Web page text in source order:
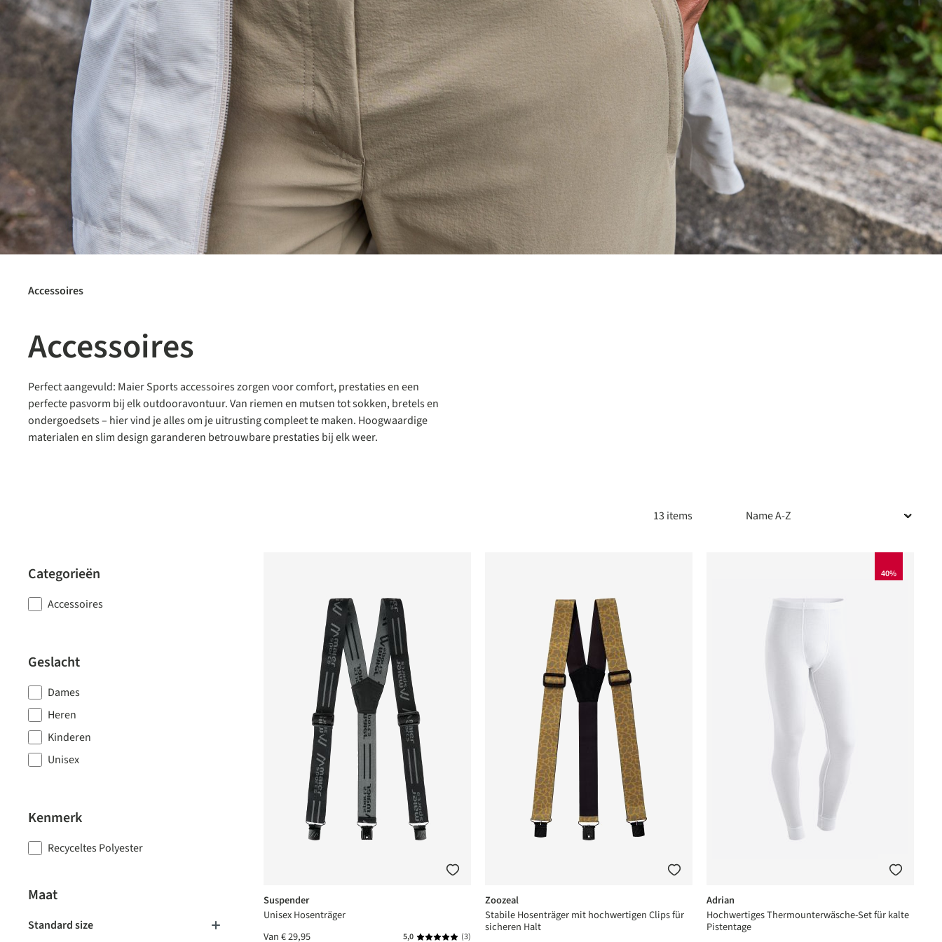
Accessoires
Accessoires
Perfect aangevuld: Maier Sports accessoires zorgen voor comfort, prestaties en een
perfecte pasvorm bij elk outdooravontuur. Van riemen en mutsen tot sokken, bretels en
ondergoedsets – hier vind je alles om je uitrusting compleet te maken. Hoogwaardige
materialen en slim design garanderen betrouwbare prestaties bij elk weer.
Categorieën
Accessoires
Geslacht
Dames
Heren
Kinderen
Unisex
Kenmerk
Recyceltes Polyester
Maat
Standard size
13 items
Suspender
Unisex Hosenträger
Van€ 29,95 5,0 (3)
Zoozeal
Stabile Hosenträger mit hochwertigen Clips für
sicheren Halt
40%
Adrian
Hochwertiges Thermounterwäsche-Set für kalte
Pistentage